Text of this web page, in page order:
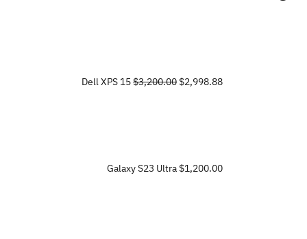
Dell XPS 15$3,200.00$2,998.88
Galaxy S23 Ultra$1,200.00